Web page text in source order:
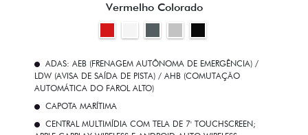
Vermelho Colorado
ADAS: AEB (FRENAGEM AUTÔNOMA DE EMERGÊNCIA) /
LDW (AVISA DE SAÍDA DE PISTA) / AHB (COMUTAÇÃO
AUTOMÁTICA DO FAROL ALTO)
CAPOTA MARÍTIMA
CENTRAL MULTIMÍDIA COM TELA DE 7' TOUCHSCREEN;